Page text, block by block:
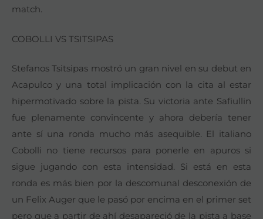
match.
COBOLLI VS TSITSIPAS
Stefanos Tsitsipas mostró un gran nivel en su debut en
Acapulco y una total implicación con la cita al estar
hipermotivado sobre la pista. Su victoria ante Safiullin
fue plenamente convincente y ahora debería tener
ante sí una ronda mucho más asequible. El italiano
Cobolli no tiene recursos para ponerle en apuros si
sigue jugando con esta intensidad. Si está en esta
ronda es más bien por la descomunal desconexión de
un Felix Auger que le pasó por encima en el primer set
pero que a partir de ahí desapareció de la pista a base